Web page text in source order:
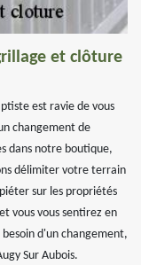
et clôture
est ravie de vous
changement de
dans notre boutique,
délimiter votre terrain
sur les propriétés
vous vous sentirez en
d'un changement,
Sur Aubois.